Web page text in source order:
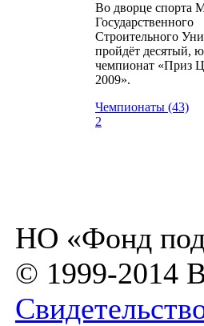
Во дворце спорта
Государственного
Строительного
пройдёт десятый,
чемпионат «Приз
2009».
Чемпионаты (43)
2
НО «Фонд
© 1999-2014